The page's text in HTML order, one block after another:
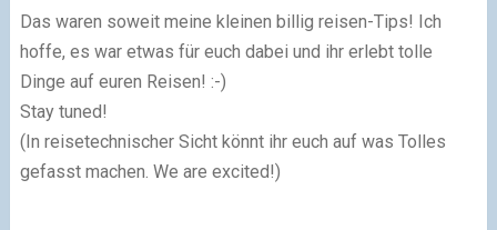
Das waren soweit meine kleinen billig reisen-Tips! Ich
hoffe, es war etwas für euch dabei und ihr erlebt tolle
Dinge auf euren Reisen! :-)
Stay tuned!
(In reisetechnischer Sicht könnt ihr euch auf was Tolles
gefasst machen. We are excited!)